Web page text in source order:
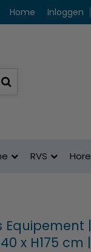
Home Inloggen
RVS
Equipement
x H175 cm